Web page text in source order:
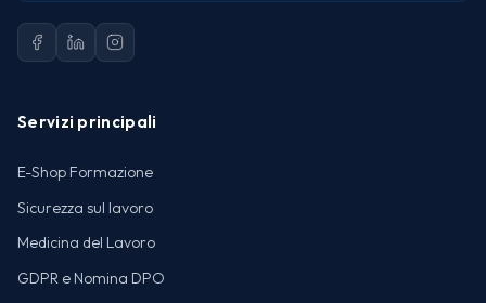
Servizi principali
E-Shop Formazione
Sicurezza sul lavoro
Medicina del Lavoro
GDPR e Nomina DPO